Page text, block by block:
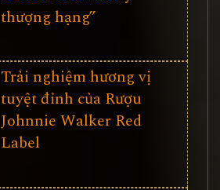
thượng hạng”
Trải nghiệm hương vị
tuyệt đỉnh của Rượu
Johnnie Walker Red
Label